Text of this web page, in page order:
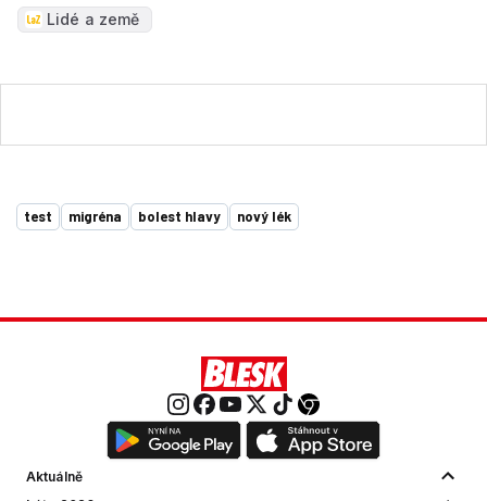
Lidé a země
test migréna bolest hlavy nový lék
Aktuálně